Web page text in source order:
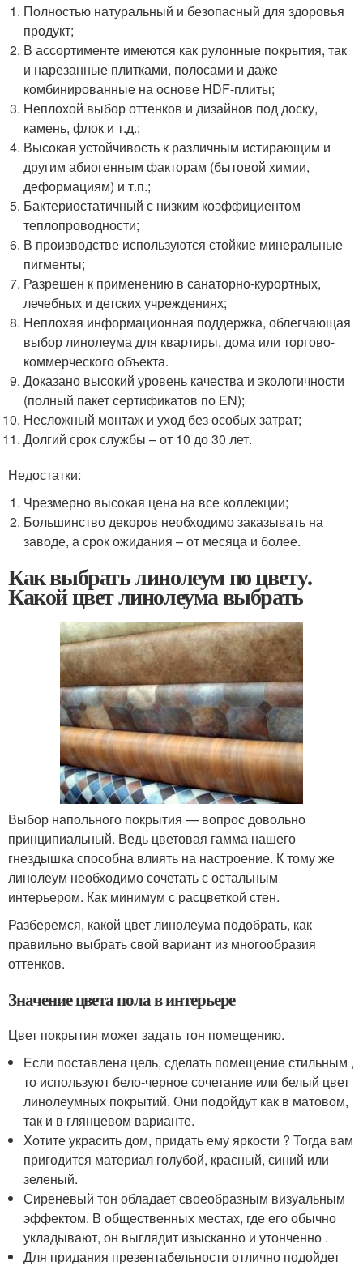
Полностью натуральный и безопасный для здоровья
продукт;
В ассортименте имеются как рулонные покрытия, так
и нарезанные плитками, полосами и даже
комбинированные на основе HDF-плиты;
Неплохой выбор оттенков и дизайнов под доску,
камень, флок и т.д.;
Высокая устойчивость к различным истирающим и
другим абиогенным факторам (бытовой химии,
деформациям) и т.п.;
Бактериостатичный с низким коэффициентом
теплопроводности;
В производстве используются стойкие минеральные
пигменты;
Разрешен к применению в санаторно-курортных,
лечебных и детских учреждениях;
Неплохая информационная поддержка, облегчающая
выбор линолеума для квартиры, дома или торгово-
коммерческого объекта.
Доказано высокий уровень качества и экологичности
(полный пакет сертификатов по EN);
Несложный монтаж и уход без особых затрат;
Долгий срок службы – от 10 до 30 лет.
Недостатки:
Чрезмерно высокая цена на все коллекции;
Большинство декоров необходимо заказывать на
заводе, а срок ожидания – от месяца и более.
Как выбрать линолеум по цвету.
Какой цвет линолеума выбрать
Выбор напольного покрытия — вопрос довольно
принципиальный. Ведь цветовая гамма нашего
гнездышка способна влиять на настроение. К тому же
линолеум необходимо сочетать с остальным
интерьером. Как минимум с расцветкой стен.
Разберемся, какой цвет линолеума подобрать, как
правильно выбрать свой вариант из многообразия
оттенков.
Значение цвета пола в интерьере
Цвет покрытия может задать тон помещению.
Если поставлена цель, сделать помещение стильным ,
то используют бело-черное сочетание или белый цвет
линолеумных покрытий. Они подойдут как в матовом,
так и в глянцевом варианте.
Хотите украсить дом, придать ему яркости ? Тогда вам
пригодится материал голубой, красный, синий или
зеленый.
Сиреневый тон обладает своеобразным визуальным
эффектом. В общественных местах, где его обычно
укладывают, он выглядит изысканно и утонченно .
Для придания презентабельности отлично подойдет